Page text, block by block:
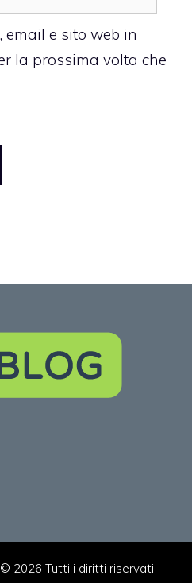
email e sito web in
la prossima volta che
2026 Tutti i diritti riservati